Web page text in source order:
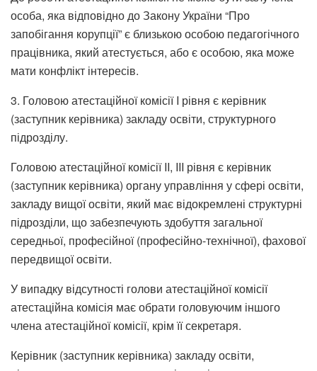
особа, яка відповідно до Закону України “Про
запобігання корупції” є близькою особою педагогічного
працівника, який атестується, або є особою, яка може
мати конфлікт інтересів.
3. Головою атестаційної комісії I рівня є керівник
(заступник керівника) закладу освіти, структурного
підрозділу.
Головою атестаційної комісії II, III рівня є керівник
(заступник керівника) органу управління у сфері освіти,
закладу вищої освіти, який має відокремлені структурні
підрозділи, що забезпечують здобуття загальної
середньої, професійної (професійно-технічної), фахової
передвищої освіти.
У випадку відсутності голови атестаційної комісії
атестаційна комісія має обрати головуючим іншого
члена атестаційної комісії, крім її секретаря.
Керівник (заступник керівника) закладу освіти,